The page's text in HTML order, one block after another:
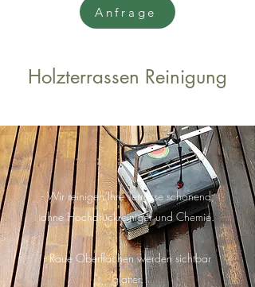
Anfrage
Holzterrassen Reinigung
- Wir reinigen Ihre Terrasse schonend,
ohne Hochdruckreiniger und Chemie.
- Raue Oberflächen werden sichtbar
glatter.